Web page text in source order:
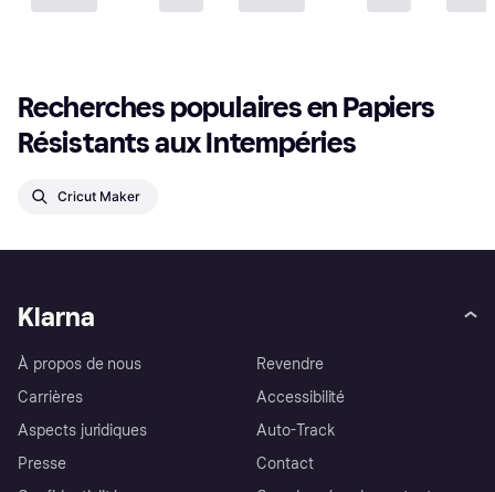
Recherches populaires en Papiers
Résistants aux Intempéries
Cricut Maker
Klarna
À propos de nous
Carrières
Aspects juridiques
Presse
Revendre
Accessibilité
Auto-Track
Contact